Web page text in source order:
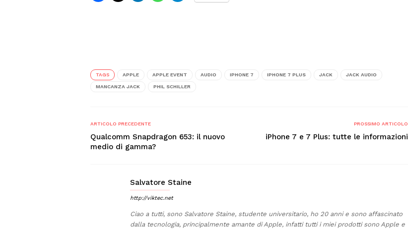
TAGS APPLE APPLE EVENT AUDIO IPHONE 7 IPHONE 7 PLUS JACK JACK AUDIO
MANCANZA JACK PHIL SCHILLER
ARTICOLO PRECEDENTE
Qualcomm Snapdragon 653: il nuovo
medio di gamma?
PROSSIMO ARTICOLO
iPhone 7 e 7 Plus: tutte le informazioni
Salvatore Staine
http://viktec.net
Ciao a tutti, sono Salvatore Staine, studente universitario, ho 20 anni e sono affascinato
dalla tecnologia, principalmente amante di Apple, infatti tutti i miei prodotti sono Apple e